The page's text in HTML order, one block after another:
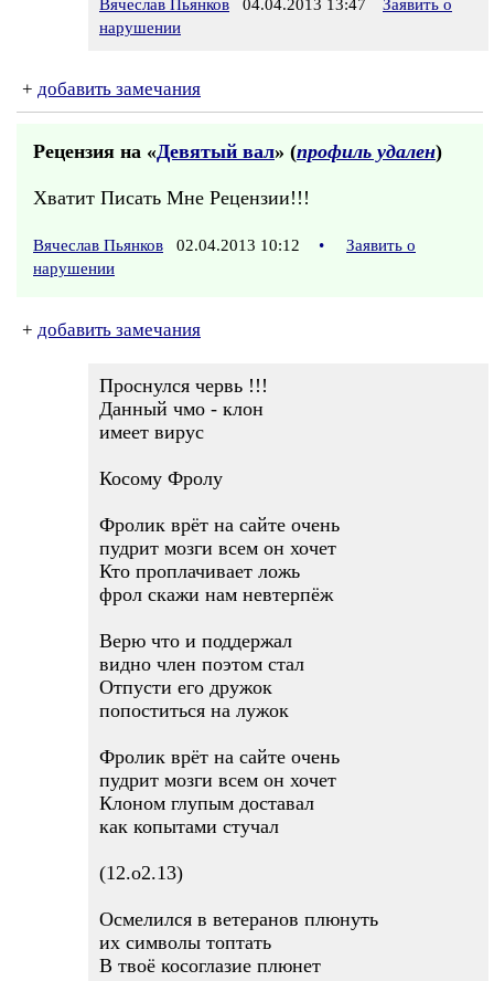
Вячеслав Пьянков 04.04.2013 13:47
Заявить о
нарушении
+ добавить замечания
Рецензия на «Девятый вал» (профиль удален)
Хватит Писать Мне Рецензии!!!
Вячеслав Пьянков 02.04.2013 10:12 •
Заявить о
нарушении
+ добавить замечания
Проснулся червь !!!
Данный чмо - клон
имеет вирус
Косому Фролу
Фролик врёт на сайте очень
пудрит мозги всем он хочет
Кто проплачивает ложь
фрол скажи нам невтерпёж
Верю что и поддержал
видно член поэтом стал
Отпусти его дружок
попоститься на лужок
Фролик врёт на сайте очень
пудрит мозги всем он хочет
Клоном глупым доставал
как копытами стучал
(12.о2.13)
Осмелился в ветеранов плюнуть
их символы топтать
В твоё косоглазие плюнет